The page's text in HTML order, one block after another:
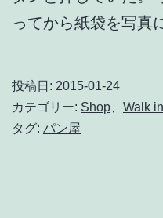
ってから紙袋を写真
投稿日: 2015-01-24
カテゴリー: Shop
Walk
タグ: パン屋